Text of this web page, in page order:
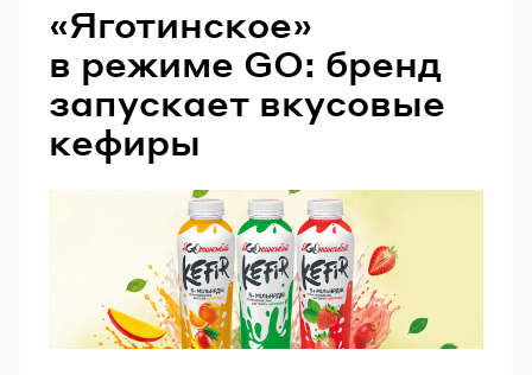
«Яготинское»
в режиме GO: бренд
запускает вкусовые
кефиры